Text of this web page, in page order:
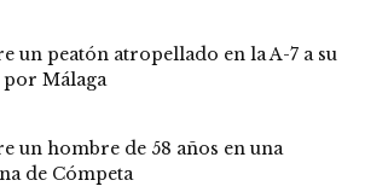
un peatón atropellado en la A-7 a su
por Málaga
un hombre de 58 años en una
de Cómpeta